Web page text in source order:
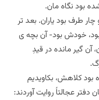
بود نگاه مان.
چار طرف بود یاران. بعد تر
خودش بود- آن بچه ی
آن گیر مانده در قیدِ
کلاهش، بکاویدیم
عجالتاً روایت آوردند: